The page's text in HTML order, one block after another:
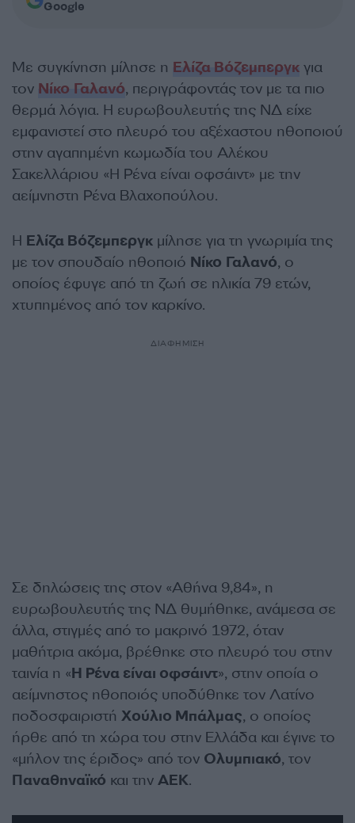
Google
Με συγκίνηση μίλησε η Ελίζα Βόζεμπεργκ για
τον Νίκο Γαλανό, περιγράφοντάς τον με τα πιο
θερμά λόγια. Η ευρωβουλευτής της ΝΔ είχε
εμφανιστεί στο πλευρό του αξέχαστου ηθοποιού
στην αγαπημένη κωμωδία του Αλέκου
Σακελλάριου «Η Ρένα είναι οφσάιντ» με την
αείμνηστη Ρένα Βλαχοπούλου.
Η Ελίζα Βόζεμπεργκ μίλησε για τη γνωριμία της
με τον σπουδαίο ηθοποιό Νίκο Γαλανό, ο
οποίος έφυγε από τη ζωή σε ηλικία 79 ετών,
χτυπημένος από τον καρκίνο.
ΔΙΑΦΗΜΙΣΗ
Σε δηλώσεις της στον «Αθήνα 9,84», η
ευρωβουλευτής της ΝΔ θυμήθηκε, ανάμεσα σε
άλλα, στιγμές από το μακρινό 1972, όταν
μαθήτρια ακόμα, βρέθηκε στο πλευρό του στην
ταινία η «Η Ρένα είναι οφσάιντ», στην οποία ο
αείμνηστος ηθοποιός υποδύθηκε τον Λατίνο
ποδοσφαιριστή Χούλιο Μπάλμας, ο οποίος
ήρθε από τη χώρα του στην Ελλάδα και έγινε το
«μήλον της έριδος» από τον Ολυμπιακό, τον
Παναθηναϊκό και την ΑΕΚ.